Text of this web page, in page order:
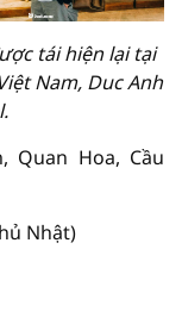
tái hiện lại tại
Nam, Duc Anh
Quan Hoa, Cầu
Nhật)